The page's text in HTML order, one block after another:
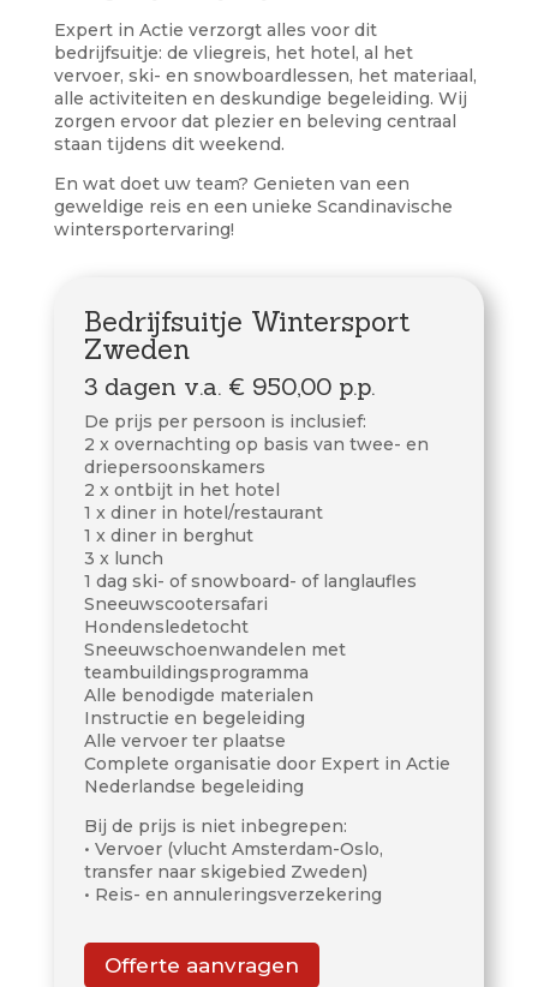
Expert in Actie verzorgt alles voor dit
bedrijfsuitje: de vliegreis, het hotel, al het
vervoer, ski- en snowboardlessen, het materiaal,
alle activiteiten en deskundige begeleiding. Wij
zorgen ervoor dat plezier en beleving centraal
staan tijdens dit weekend.
En wat doet uw team? Genieten van een
geweldige reis en een unieke Scandinavische
wintersportervaring!
Bedrijfsuitje Wintersport
Zweden
3 dagen v.a. € 950,00 p.p.
De prijs per persoon is inclusief:
2 x overnachting op basis van twee- en
driepersoonskamers
2 x ontbijt in het hotel
1 x diner in hotel/restaurant
1 x diner in berghut
3 x lunch
1 dag ski- of snowboard- of langlaufles
Sneeuwscootersafari
Hondensledetocht
Sneeuwschoenwandelen met
teambuildingsprogramma
Alle benodigde materialen
Instructie en begeleiding
Alle vervoer ter plaatse
Complete organisatie door Expert in Actie
Nederlandse begeleiding
Bij de prijs is niet inbegrepen:
• Vervoer (vlucht Amsterdam-Oslo,
transfer naar skigebied Zweden)
• Reis- en annuleringsverzekering
Offerte aanvragen